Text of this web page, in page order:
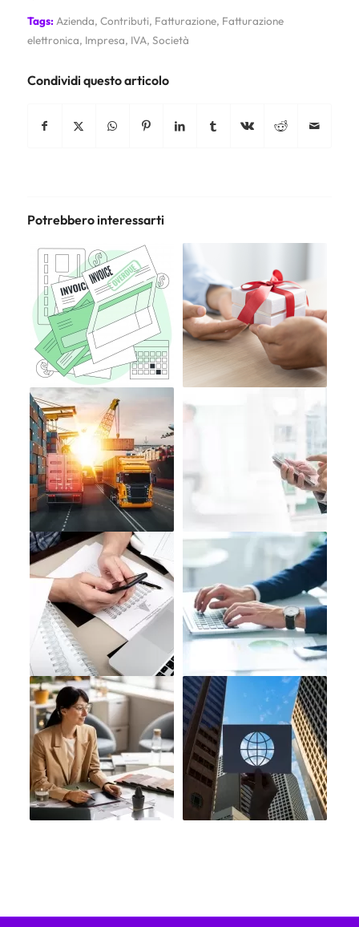
Tags:Azienda, Contributi, Fatturazione, Fatturazione
elettronica, Impresa, IVA, Società
Condividi questo articolo
Potrebbero interessarti